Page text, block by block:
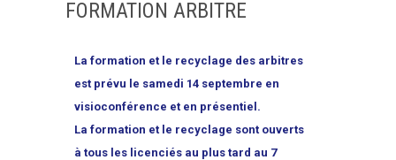
FORMATION ARBITRE
La formation et le recyclage des arbitres
est prévu le samedi 14 septembre en
visioconférence et en présentiel.
La formation et le recyclage sont ouverts
à tous les licenciés au plus tard au 7